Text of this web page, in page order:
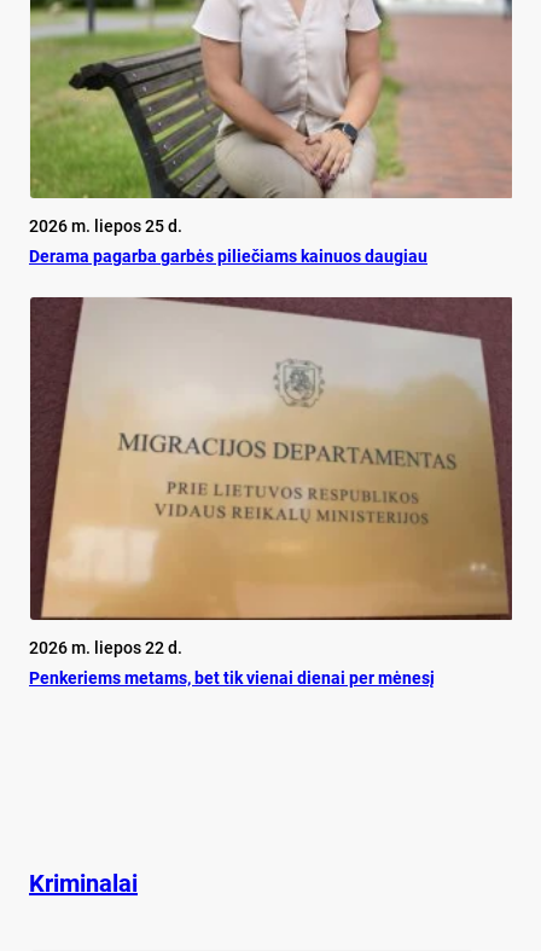
2026 m. liepos 25 d.
De­ra­ma pa­gar­ba gar­bės pi­lie­čiams kai­nuos dau­giau
2026 m. liepos 22 d.
Pen­ke­riems me­tams, bet tik vie­nai die­nai per mė­ne­sį
Kriminalai